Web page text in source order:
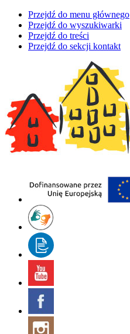
Przejdź do menu głównego
Przejdź do wyszukiwarki
Przejdź do treści
Przejdź do sekcji kontakt